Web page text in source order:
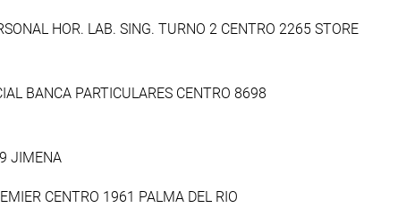
HOR. LAB. SING. TURNO 2 CENTRO 2265 STORE
BANCA PARTICULARES CENTRO 8698
JIMENA
CENTRO 1961 PALMA DEL RIO